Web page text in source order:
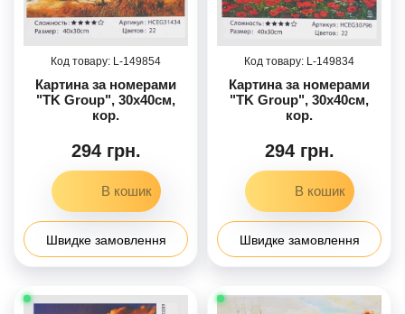
149854
Картина за номерами
"TK Group", 30х40см,
кор.
294 грн.
Швидке замовлення
149834
Картина за номерами
"TK Group", 30х40см,
кор.
294 грн.
Швидке замовлення